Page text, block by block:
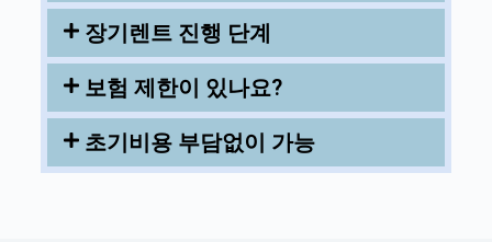
장기렌트 진행 단계
보험 제한이 있나요?
초기비용 부담없이 가능